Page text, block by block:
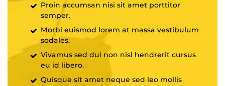
Proin accumsan nisi sit amet porttitor
semper.
Morbi euismod lorem at massa vestibulum
sodales.
Vivamus sed dui non nisl hendrerit cursus
eu id libero.
Quisque sit amet neque sed leo mollis